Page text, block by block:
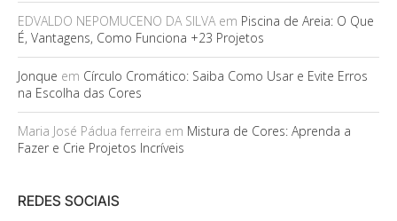
EDVALDO NEPOMUCENO DA SILVAem Piscina de Areia: O Que
É, Vantagens, Como Funciona +23 Projetos
Jonque em Círculo Cromático: Saiba Como Usar e Evite Erros
na Escolha das Cores
Maria José Pádua ferreira em Mistura de Cores: Aprenda a
Fazer e Crie Projetos Incríveis
REDES SOCIAIS